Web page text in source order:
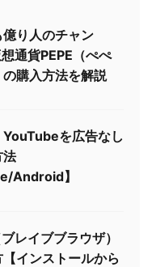
億り人のチャン
通貨PEPE（ぺぺ
の購入方法を解説
YouTubeを広告なし
法
Android】
レイブブラウザ）
インストールから